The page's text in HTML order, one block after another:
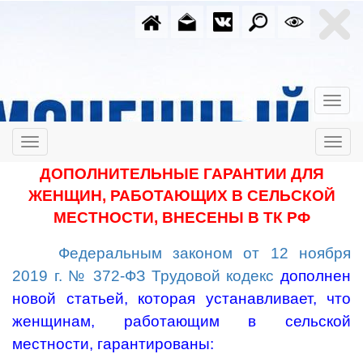
ДОПОЛНИТЕЛЬНЫЕ ГАРАНТИИ ДЛЯ
ЖЕНЩИН, РАБОТАЮЩИХ В СЕЛЬСКОЙ
МЕСТНОСТИ, ВНЕСЕНЫ В ТК РФ
Федеральным законом от 12 ноября
2019 г. № 372-ФЗ Трудовой кодекс дополнен
новой статьей, которая устанавливает, что
женщинам, работающим в сельской
местности, гарантированы: